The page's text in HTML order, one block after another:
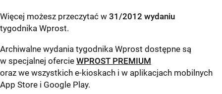
Więcej możesz przeczytać w 31/2012 wydaniu
tygodnika Wprost.
Archiwalne wydania tygodnika Wprost dostępne są
w specjalnej ofercie WPROST PREMIUM
oraz we wszystkich e-kioskach i w aplikacjach mobilnych
App Store i Google Play.